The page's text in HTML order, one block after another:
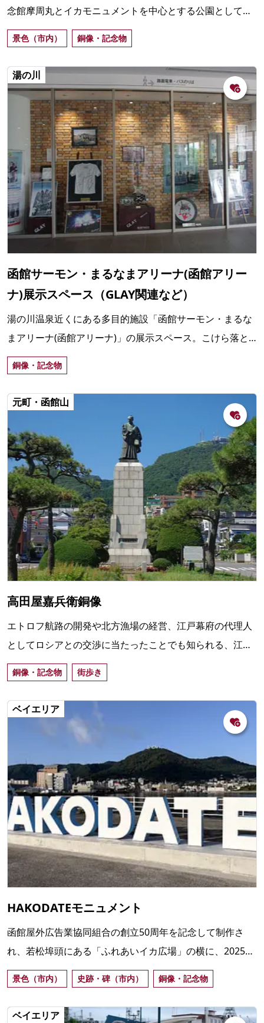
念館摩周丸とイカモニュメントを中心とする公園として整
備され、港と函館山を見わたせるビュースポット。
景色（市内） 銅像・記念物
湯の川
函館サーモン・まるなまアリーナ(函館アリー
ナ)展示スペース（GLAY関連など）
湯の川温泉近くにある多目的施設「函館サーモン・まるな
まアリーナ(函館アリーナ)」の展示スペース。こけら落と
し公演後にGLAYのメンバーから函館市に贈られたサイン入
りギターやTシャツなどが展示してある。
銅像・記念物
元町・函館山
高田屋嘉兵衛銅像
エトロフ航路の開発や北方漁場の経営、江戸幕府の代理人
としてロシアとの交渉に当たったことでも知られる、江戸
時代の豪商「高田屋嘉兵衛」の銅像。護国神社坂に建つ。
銅像・記念物 街歩き
ベイエリア
HAKODATEモニュメント
函館屋外広告業協同組合の創立50周年を記念して制作さ
れ、若松埠頭にある「ふれあいイカ広場」の横に、2025年
9月に市に寄贈・設置された函館の新しいフォトスポット
景色（市内） 史跡・碑（市内） 銅像・記念物
ベイエリア